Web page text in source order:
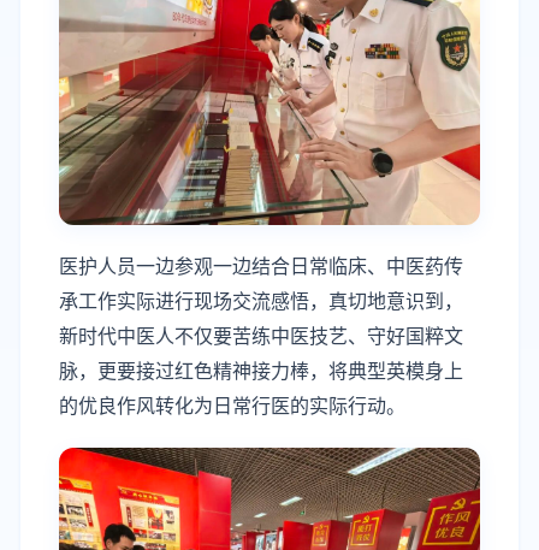
医护人员一边参观一边结合日常临床、中医药传
承工作实际进行现场交流感悟，真切地意识到，
新时代中医人不仅要苦练中医技艺、守好国粹文
脉，更要接过红色精神接力棒，将典型英模身上
的优良作风转化为日常行医的实际行动。